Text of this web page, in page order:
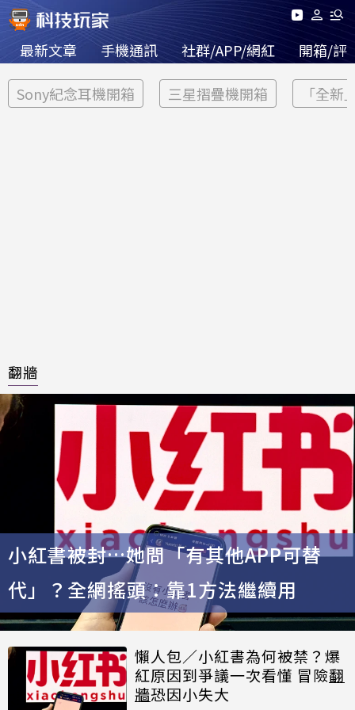
最新文章 手機通訊 社群/APP/網紅 開箱/評
Sony紀念耳機開箱 三星摺疊機開箱 「全新
翻牆
小紅書被封…她問「有其他APP可替
代」？全網搖頭：靠1方法繼續用
懶人包／小紅書為何被禁？爆
紅原因到爭議一次看懂 冒險翻
牆恐因小失大